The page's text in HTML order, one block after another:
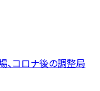
、コロナ後の調整局